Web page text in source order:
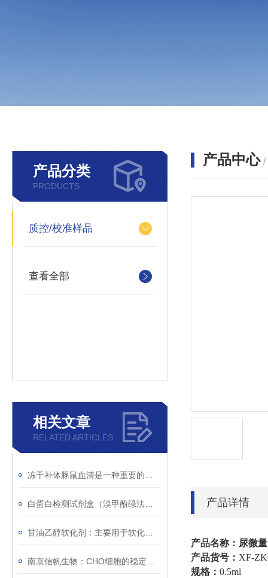
产品分类
PRODUCTS
质控/校准样品
查看全部
相关文章
RELATED ARTICLES
产品中心 /
产品详情
产品名称： 尿微
产品货号： XF-
规格： 0.5ml